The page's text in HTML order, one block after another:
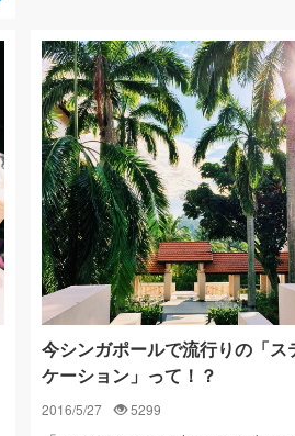
今シンガポールで流行りの「ス
ケーション」って！？
2016/5/27 5299